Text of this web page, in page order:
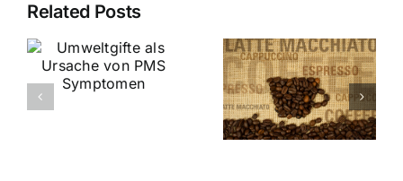
Related Posts
Symptome:
Der
PMS
Symptome
und
Rauchen